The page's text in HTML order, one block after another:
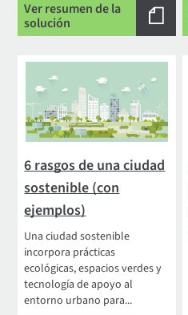
Ver resumen de la
solución
6 rasgos de una ciudad
sostenible (con
ejemplos)
Una ciudad sostenible
incorpora prácticas
ecológicas, espacios verdes y
tecnología de apoyo al
entorno urbano para...